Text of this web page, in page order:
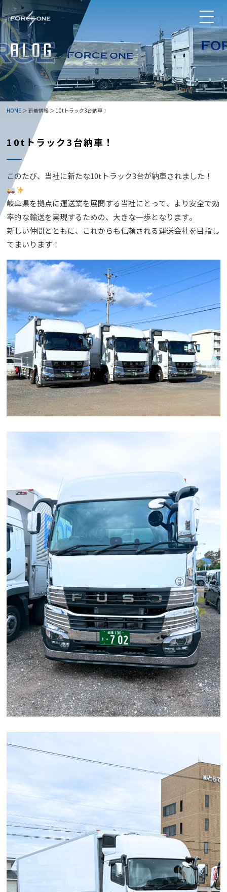
HOME ＞ 新着情報 ＞ 10tトラック3台納車！
10tトラック3台納車！
このたび、当社に新たな10tトラック3台が納車されました！
岐阜県を拠点に運送業を展開する当社にとって、より安全で効
率的な輸送を実現するための、大きな一歩となります。
新しい仲間とともに、これからも信頼される運送会社を目指し
てまいります！